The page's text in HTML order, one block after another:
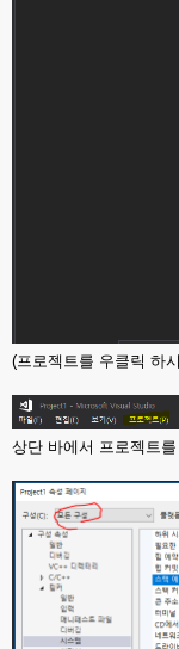
(프로젝트를 우클릭 하
상단 바에서 프로젝트